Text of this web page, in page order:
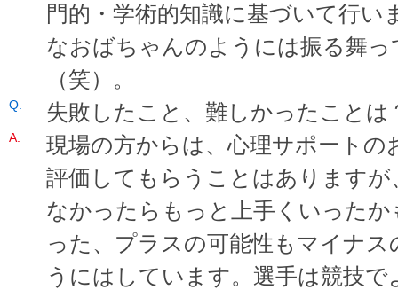
門的・学術的知識に基づいて行い
なおばちゃんのようには振る舞
（笑）。
失敗したこと、難しかったことは
現場の方からは、心理サポート
評価してもらうことはあります
なかったらもっと上手くいった
った、プラスの可能性もマイナ
うにはしています。選手は競技